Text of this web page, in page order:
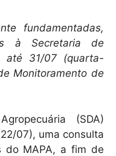
fundamentadas,
à Secretaria de
até 31/07 (quarta-
Monitoramento de
(SDA)
07), uma consulta
do MAPA, a fim de